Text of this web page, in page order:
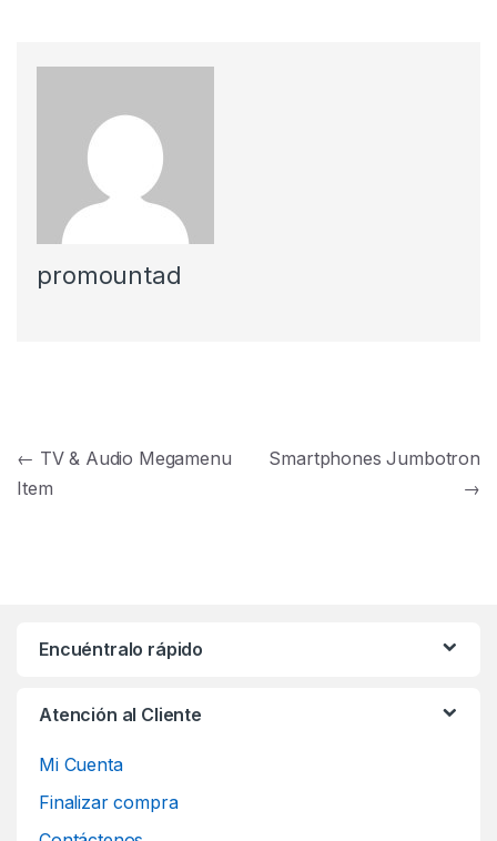
promountad
Navegación de entradas
← TV & Audio Megamenu
Item
Smartphones Jumbotron
→
Encuéntralo rápido
Atención al Cliente
Mi Cuenta
Finalizar compra